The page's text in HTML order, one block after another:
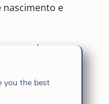
e
de
Jesus. E
do noviciado,
you the best